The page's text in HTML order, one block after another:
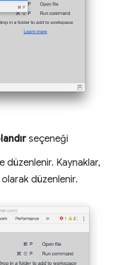
seçeneği
düzenlenir. Kaynaklar,
düzenlenir.